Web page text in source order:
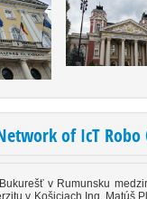
of IcT Robo
v Rumunsku
v Košiciach Ing. Matúš